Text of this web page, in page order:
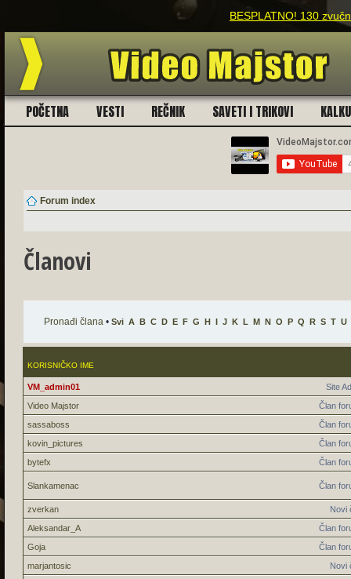
BESPLATNO! 130
POČETNA VESTI REČNIK SAVETI I TRIKOVI
Forum index
Članovi
Pronađi člana • Svi A B C D E F G H I J K L M N O P Q R S T U
KORISNIČKO IME
Site
VM_admin01
Član
Video Majstor
Član
sassaboss
Član
kovin_pictures
Član
bytefx
Član
Slankamenac
Novi
zverkan
Član
Aleksandar_A
Član
Goja
Novi
marjantosic